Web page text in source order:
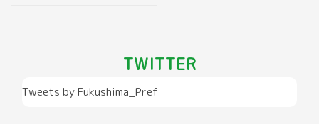
TWITTER
Tweets by Fukushima_Pref